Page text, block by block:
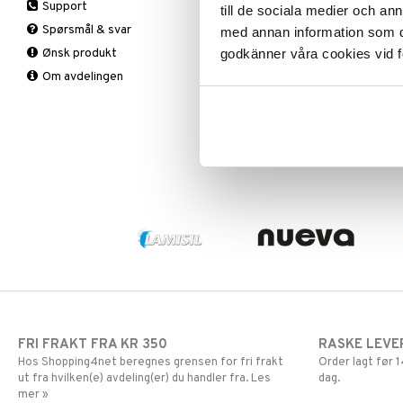
till de sociala medier och
med annan information som
godkänner våra cookies vid
Clearblue Graviditetstest
CLEARBLUE
Knær
Legg
Nakke
Rygg
Smertestillende
Tabletter
B-Vitaminer
C-Vitamin
Jern
Kalsium
Support
Spørsmål & svar
Ønsk produkt
Om avdelingen
FRI FRAKT FRA KR 350
Hos Shopping4net beregnes grensen for fri frakt
ut fra hvilken(e) avdeling(er) du handler fra. Les
mer »
RASKE
Order lagt før
dag.